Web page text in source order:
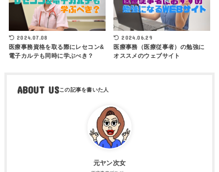
2024.07.08
医療事務資格を取る際にレセコン&
電子カルテも同時に学ぶべき？
2024.06.29
医療事務（医療従事者）の勉強に
オススメのウェブサイト
ABOUT US
元ヤン次女